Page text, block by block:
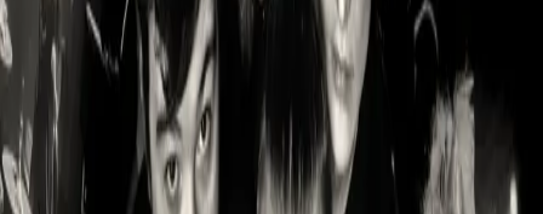
06.11.26